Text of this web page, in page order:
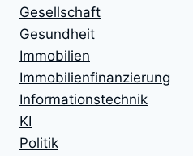
Gesellschaft
Gesundheit
Immobilien
Immobilienfinanzierung
Informationstechnik
KI
Politik